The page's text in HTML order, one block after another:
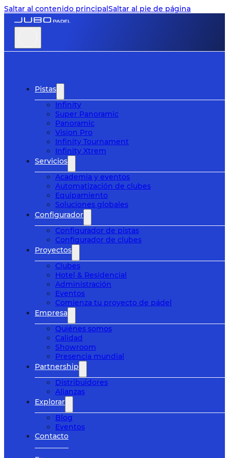
Saltar al contenido principalSaltar al pie de página
Pistas
Infinity
Super Panoramic
Panoramic
Vision Pro
Infinity Tournament
Infinity Xtrem
Servicios
Academia y eventos
Automatización de clubes
Equipamiento
Soluciones globales
Configurador
Configurador de pistas
Configurador de clubes
Proyectos
Clubes
Hotel & Residencial
Administración
Eventos
Comienza tu proyecto de pádel
Empresa
Quiénes somos
Calidad
Showroom
Presencia mundial
Partnership
Distribuidores
Alianzas
Explorar
Blog
Eventos
Contacto